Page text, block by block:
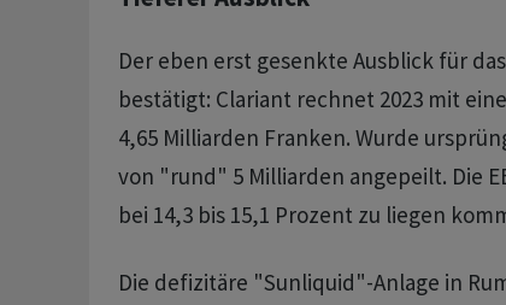
Der eben erst gesenkte Ausblick für
bestätigt: Clariant rechnet 2023 mit
4,65 Milliarden Franken. Wurde
von "rund" 5 Milliarden angepeilt. Die
bei 14,3 bis 15,1 Prozent zu liegen
Die defizitäre "Sunliquid"-Anlage in